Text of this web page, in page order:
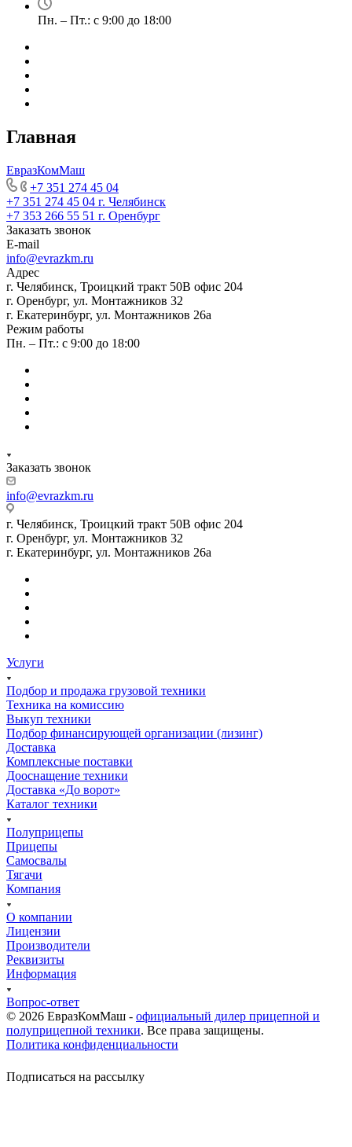
Пн. – Пт.: с 9:00 до 18:00
Главная
ЕвразКомМаш
+7 351 274 45 04
+7 351 274 45 04 г. Челябинск
+7 353 266 55 51 г. Оренбург
Заказать звонок
E-mail
info@evrazkm.ru
Адрес
г. Челябинск, Троицкий тракт 50В офис 204
г. Оренбург, ул. Монтажников 32
г. Екатеринбург, ул. Монтажников 26а
Режим работы
Пн. – Пт.: с 9:00 до 18:00
Заказать звонок
info@evrazkm.ru
г. Челябинск, Троицкий тракт 50В офис 204
г. Оренбург, ул. Монтажников 32
г. Екатеринбург, ул. Монтажников 26а
Услуги
Подбор и продажа грузовой техники
Техника на комиссию
Выкуп техники
Подбор финансирующей организации (лизинг)
Доставка
Комплексные поставки
Дооснащение техники
Доставка «До ворот»
Каталог техники
Полуприцепы
Прицепы
Самосвалы
Тягачи
Компания
О компании
Лицензии
Производители
Реквизиты
Информация
Вопрос-ответ
© 2026 ЕвразКомМаш - официальный дилер прицепной и
полуприцепной техники. Все права защищены.
Политика конфиденциальности
Подписаться на рассылку